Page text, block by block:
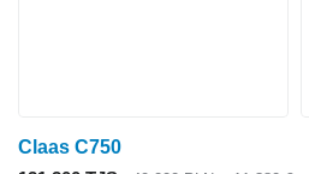
Claas C750